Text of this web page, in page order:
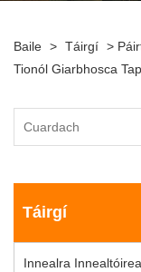
Baile > Táirgí >
Tionól Giarbhosca
Táirgí
Innealra